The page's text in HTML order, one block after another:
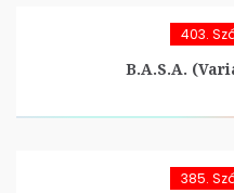
403.
B.A.S.A.
385.